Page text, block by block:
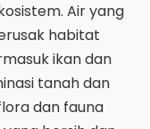
Air yang
habitat
ikan dan
tanah dan
dan fauna